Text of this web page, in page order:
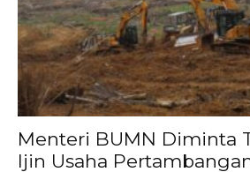
Menteri BUMN Diminta
Ijin Usaha